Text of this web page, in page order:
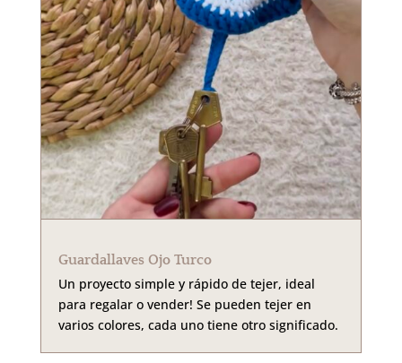
Guardallaves Ojo Turco
Un proyecto simple y rápido de tejer, ideal
para regalar o vender! Se pueden tejer en
varios colores, cada uno tiene otro significado.